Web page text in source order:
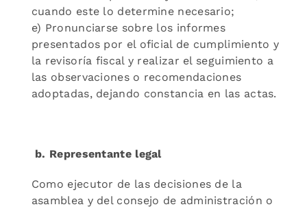
cuando este lo determine necesario;
e) Pronunciarse sobre los informes
presentados por el oficial de cumplimiento y
la revisoría fiscal y realizar el seguimiento a
las observaciones o recomendaciones
adoptadas, dejando constancia en las actas.
b. Representante legal
Como ejecutor de las decisiones de la
asamblea y del consejo de administración o